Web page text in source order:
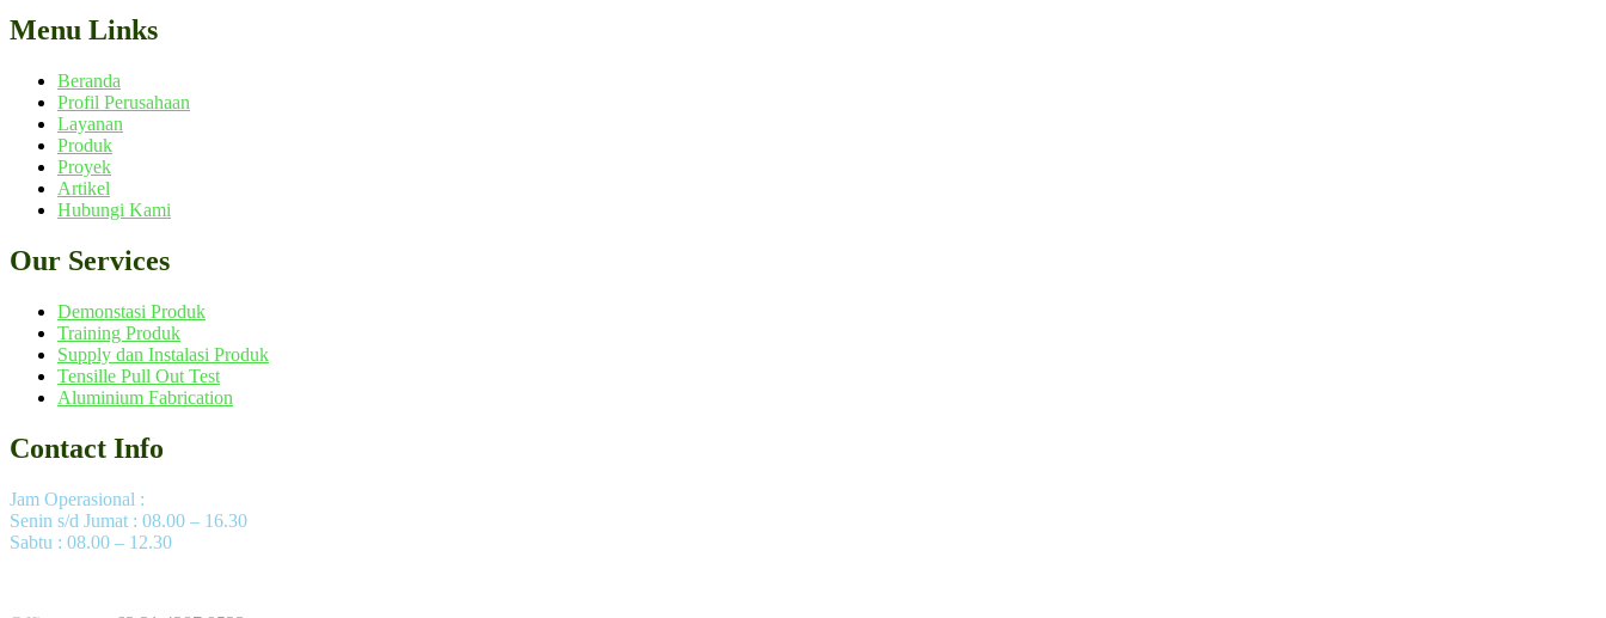
Menu Links
Beranda
Profil Perusahaan
Layanan
Produk
Proyek
Artikel
Hubungi Kami
Our Services
Demonstasi Produk
Training Produk
Supply dan Instalasi Produk
Tensille Pull Out Test
Aluminium Fabrication
Contact Info
Jam Operasional :
Senin s/d Jumat : 08.00 – 16.30
Sabtu : 08.00 – 12.30